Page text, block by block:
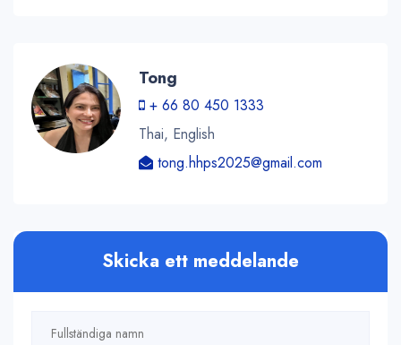
Tong
+ 66 80 450 1333
Thai, English
tong.hhps2025@gmail.com
Skicka ett meddelande